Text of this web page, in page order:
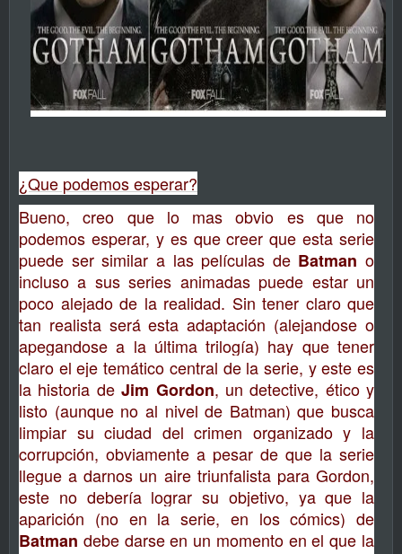
¿Que podemos esperar?
Bueno, creo que lo mas obvio es que no
podemos esperar, y es que creer que esta serie
puede ser similar a las películas de Batman o
incluso a sus series animadas puede estar un
poco alejado de la realidad. Sin tener claro que
tan realista será esta adaptación (alejandose o
apegandose a la última trilogía) hay que tener
claro el eje temático central de la serie, y este es
la historia deJim Gordon, un detective, ético y
listo (aunque no al nivel de Batman) que busca
limpiar su ciudad del crimen organizado y la
corrupción, obviamente a pesar de que la serie
llegue a darnos un aire triunfalista para Gordon,
este no debería lograr su objetivo, ya que la
aparición (no en la serie, en los cómics) de
Batman debe darse en un momento en el que la